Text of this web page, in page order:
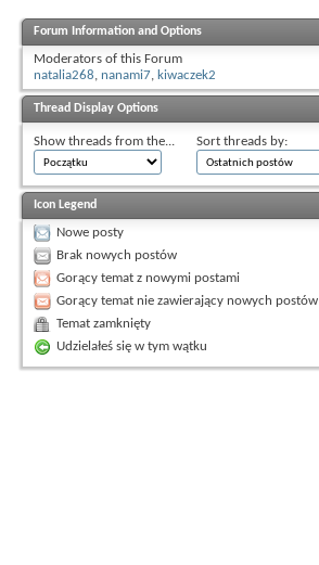
Forum Information and Options
Moderators of this Forum
natalia268, nanami7, kiwaczek2
Thread Display Options
Show threads from the... Sort threads by:
Icon Legend
Nowe posty
Brak nowych postów
Gorący temat z nowymi postami
Gorący temat nie zawierający nowych postów
Temat zamknięty
Udzielałeś się w tym wątku